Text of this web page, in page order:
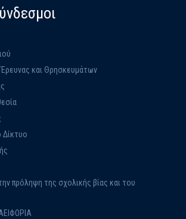
Έρευνας και Θρησκευμάτων
Δίκτυο
πρόληψη της σχολικής βίας και του